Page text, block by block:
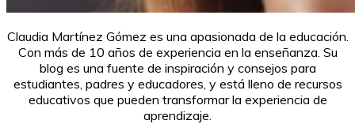
Claudia Martínez Gómez es una apasionada de la educación.
Con más de 10 años de experiencia en la enseñanza. Su
blog es una fuente de inspiración y consejos para
estudiantes, padres y educadores, y está lleno de recursos
educativos que pueden transformar la experiencia de
aprendizaje.